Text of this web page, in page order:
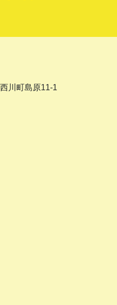
川町島原11-1